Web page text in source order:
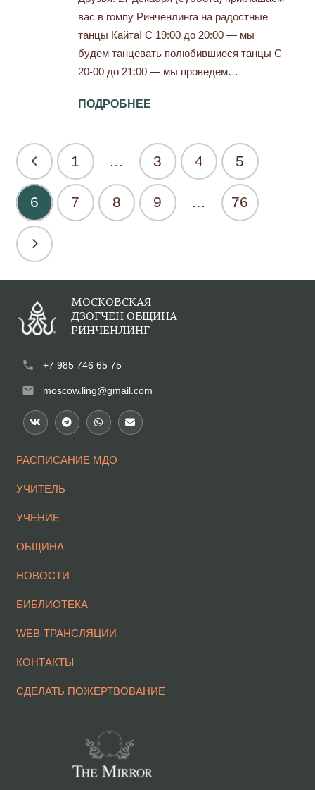
вас в гомпу Ринченлинга на радостные
танцы Кайта! С 19:00 до 20:00 — мы
будем танцевать полюбившиеся танцы С
20-00 до 21:00 — мы проведем…
ПОДРОБНЕЕ
1 … 3 4 5
6 7 8 9 … 76
МОСКОВСКАЯ
ДЗОГЧЕН ОБЩИНА
РИНЧЕНЛИНГ
phone +7 985 746 65 75
mail moscow.ling@gmail.com
РАСПИСАНИЕ МДО
УЧИТЕЛЬ
УЧЕНИЕ
ОБЩИНА
НОВОСТИ
БИБЛИОТЕКА
WEB-ТРАНСЛЯЦИИ
КОНТАКТЫ
СДЕЛАТЬ ПОЖЕРТВОВАНИЕ